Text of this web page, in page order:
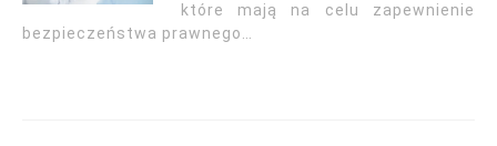
które mają na celu zapewnienie
bezpieczeństwa prawnego…